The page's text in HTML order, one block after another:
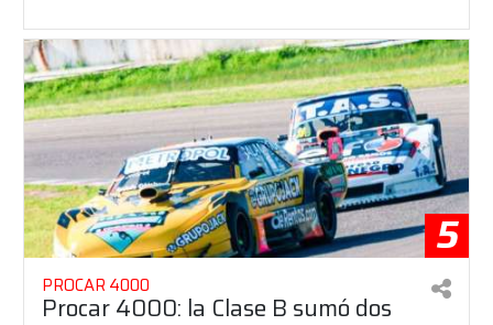
5
PROCAR 4000
Procar 4000: la Clase B sumó dos